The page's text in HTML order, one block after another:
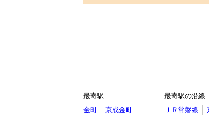
最寄駅
金町
京成金町
最寄駅の沿線
ＪＲ常磐線